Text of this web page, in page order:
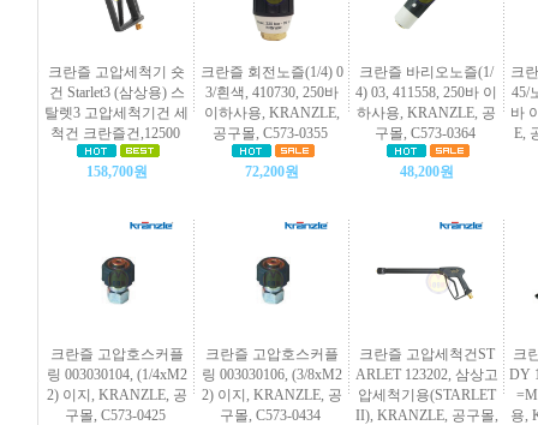
크란즐 고압세척기 숏
건 Starlet3 (삼상용) 스
탈렛3 고압세척기건 세
척건 크란즐건,12500
158,700원
크란즐 회전노즐(1/4) 0
3/흰색, 410730, 250바
이하사용, KRANZLE,
공구몰, C573-0355
72,200원
크란즐 바리오노즐(1/
4) 03, 411558, 250바 이
하사용, KRANZLE, 공
구몰, C573-0364
48,200원
크
45/
바
E,
크란즐 고압호스커플
링 003030104, (1/4xM2
2) 이지, KRANZLE, 공
구몰, C573-0425
크란즐 고압호스커플
링 003030106, (3/8xM2
2) 이지, KRANZLE, 공
구몰, C573-0434
크란즐 고압세척건ST
ARLET 123202, 삼상고
압세척기용(STARLET
II), KRANZLE, 공구몰,
크
DY
용,